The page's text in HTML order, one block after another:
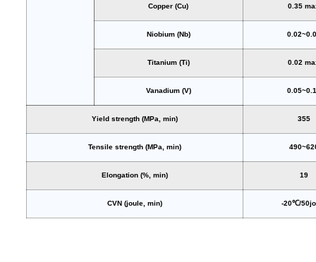
Copper (Cu) 0.35
Niobium (Nb)
Titanium (Ti) 0.02
Vanadium (V)
Yield strength (MPa, min) 355
Tensile strength (MPa, min)
Elongation (%, min) 19
CVN (joule, min) -20℃/